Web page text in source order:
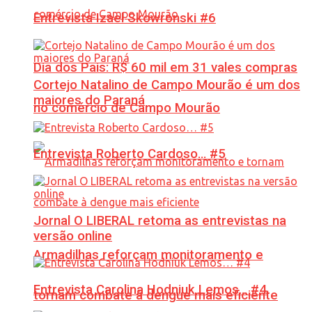
Dia dos Pais: R$ 60 mil em 31 vales compras
no comércio de Campo Mourão
Armadilhas reforçam monitoramento e
tornam combate à dengue mais eficiente
Entrevista Izael Skowronski #6
Cortejo Natalino de Campo Mourão é um dos
maiores do Paraná
Entrevista Roberto Cardoso… #5
Jornal O LIBERAL retoma as entrevistas na
versão online
Entrevista Carolina Hodniuk Lemos… #4